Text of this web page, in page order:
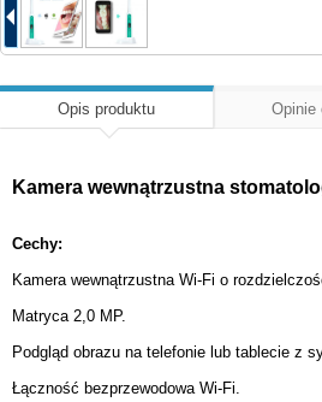
Opis produktu Opinie
Kamera wewnątrzustna
Cechy:
Kamera wewnątrzustna Wi-Fi o
Matryca 2,0 MP.
Podgląd obrazu na telefonie lub tablecie z
Łączność bezprzewodowa Wi-Fi.